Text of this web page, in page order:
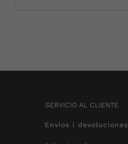
SERVICIO AL CLIENTE
Envíos i devoluciones